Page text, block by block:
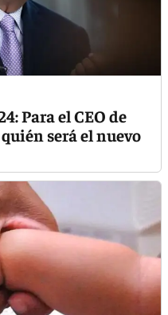
Para el CEO de
será el nuevo